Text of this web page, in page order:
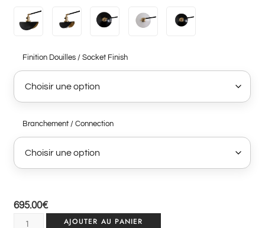
Finition Douilles / Socket Finish
Branchement / Connection
695.00€
AJOUTER AU PANIER